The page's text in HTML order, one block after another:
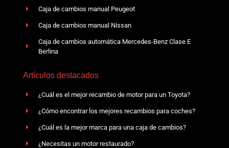
Caja de cambios manual Peugeot
Caja de cambios manual Nissan
Caja de cambios automática Mercedes-Benz Clase E
Berlina
Artículos destacados
¿Cuál es el mejor recambio de motor para un Toyota?
¿Cómo encontrar los mejores recambios para coches?
¿Cuál es la mejor marca para una caja de cambios?
¿Necesitas un motor restaurado?